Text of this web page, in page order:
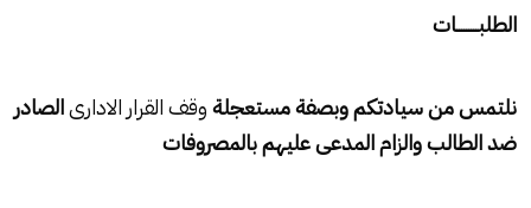
الطلبـــــــــات
نلتمس من سيادتكم وبصفة مستعجلةوقف القرار الادارىالصادر
ضد الطالب والزام المدعى عليهم بالمصروفات